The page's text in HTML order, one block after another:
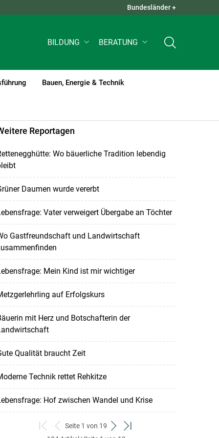
QUICK LINKS +
Bundesländer +
BILDUNG BERATUNG
Bauen, Energie & Technik
Reportagen
Wo bäuerliche Tradition lebendig
Daumen wurde vererbt
Vater verweigert Übergabe an Töchter
Gastfreundschaft und Landwirtschaft
Mein Kind ist mir wichtiger
auf Erfolgskurs
mit Herz und Botschafterin der
Qualität braucht Zeit
Technik rettet Rehkitze
Hof zwischen Wandel und Krise
zum
zurück
Seite 1 von 19
weiterzum